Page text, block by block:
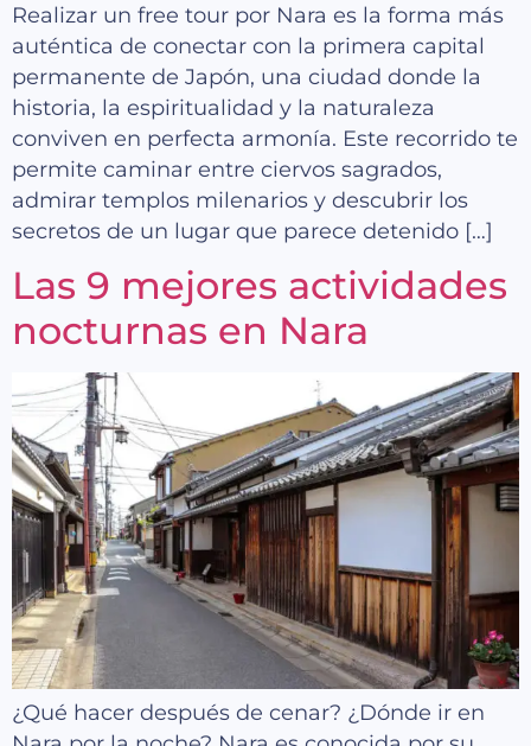
Realizar un free tour por Nara es la forma más
auténtica de conectar con la primera capital
permanente de Japón, una ciudad donde la
historia, la espiritualidad y la naturaleza
conviven en perfecta armonía. Este recorrido te
permite caminar entre ciervos sagrados,
admirar templos milenarios y descubrir los
secretos de un lugar que parece detenido […]
Las 9 mejores actividades
nocturnas en Nara
¿Qué hacer después de cenar? ¿Dónde ir en